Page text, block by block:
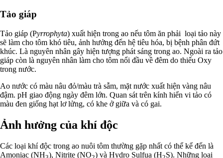
Tảo giáp
Tảo giáp (Pyrrophyta) xuất hiện trong ao nếu tôm ăn phải loại tảo này
sẽ làm cho tôm khó tiêu, ảnh hưởng đến hệ tiêu hóa, bị bệnh phân đứt
khúc. Là nguyên nhân gây hiện tượng phát sáng trong ao. Ngoài ra tảo
giáp còn là nguyên nhân làm cho tôm nổi đầu về đêm do thiếu Oxy
trong nước.
Ao nước có màu nâu đỏ/màu trà sẫm, mặt nước xuất hiện vàng nâu
đậm. pH giao động ngày đêm lớn. Quan sát trên kính hiển vi tảo có
màu đen giống hạt lơ lửng, có khe ở giữa và có gai.
Ảnh hưởng của khí độc
Các loại khí độc trong ao nuôi tôm thường gặp nhất có thể kể đến là
Amoniac (NH ), Nitrite (NO ) và Hydro Sulfua (H S). Những loại